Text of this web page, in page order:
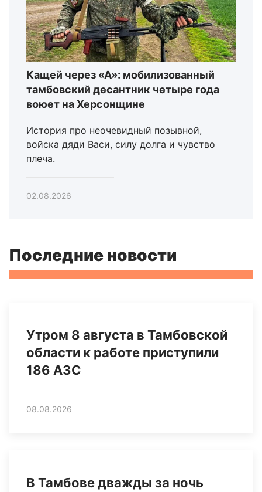
Кащей через «А»: мобилизованный
тамбовский десантник четыре года
воюет на Херсонщине
История про неочевидный позывной,
войска дяди Васи, силу долга и чувство
плеча.
02.08.2026
Последние новости
Утром 8 августа в Тамбовской
области к работе приступили
186 АЗС
08.08.2026
В Тамбове дважды за ночь